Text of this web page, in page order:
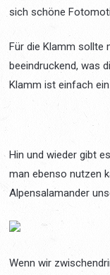
sich schöne
Für die Klamm sollte
beeindruckend, was
Klamm ist einfach
Hin und wieder gibt
man ebenso nutzen
Alpensalamander
Wenn wir